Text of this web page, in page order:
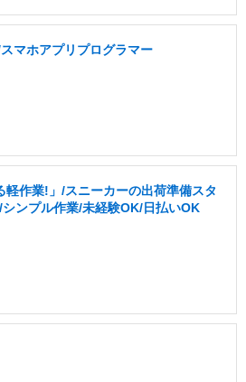
マホアプリプログラマー
軽作業!」/スニーカーの出荷準備スタ
ンプル作業/未経験OK/日払いOK